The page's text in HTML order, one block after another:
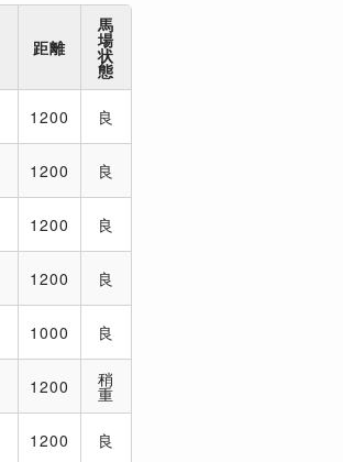
距離
馬
場
状
態
1200 良
1200 良
1200 良
1200 良
1000 良
1200 稍
重
1200 良